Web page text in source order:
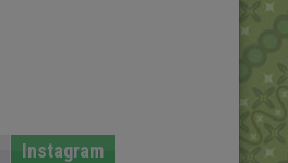
Instagram